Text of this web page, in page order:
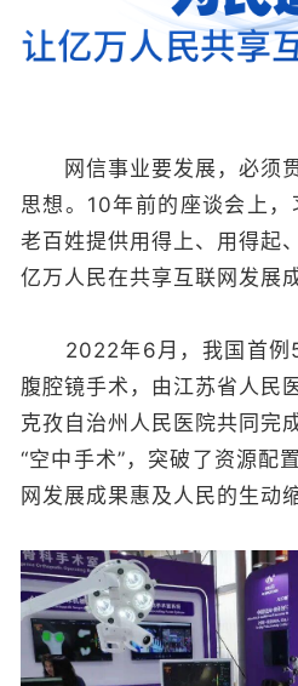
网信事业要发展，必须贯
思想。10年前的座谈会上，
老百姓提供用得上、用得起
亿万人民在共享互联网发展
2022年6月，我国首例
腹腔镜手术，由江苏省人民
克孜自治州人民医院共同完
“空中手术”，突破了资源配
网发展成果惠及人民的生动